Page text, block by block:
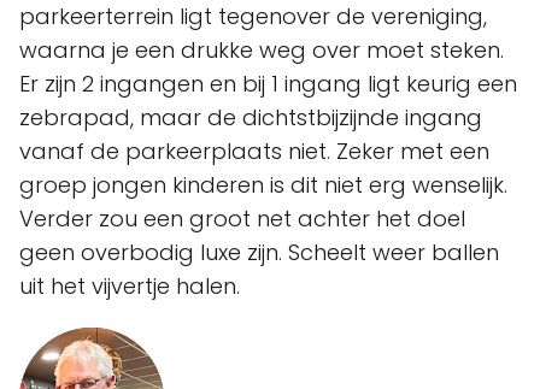
parkeerterrein ligt tegenover de vereniging,
waarna je een drukke weg over moet steken.
Er zijn 2 ingangen en bij 1 ingang ligt keurig een
zebrapad, maar de dichtstbijzijnde ingang
vanaf de parkeerplaats niet. Zeker met een
groep jongen kinderen is dit niet erg wenselijk.
Verder zou een groot net achter het doel
geen overbodig luxe zijn. Scheelt weer ballen
uit het vijvertje halen.